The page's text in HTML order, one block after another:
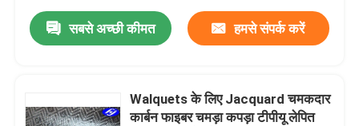
सबसे अच्छी कीमत हमसे संपर्क करें
Walquets के लिए Jacquard चमकदार
कार्बन फाइबर चमड़ा कपड़ा टीपीयू लेपित